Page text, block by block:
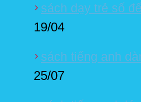
sách dạy trẻ số
19/04
sách tiếng anh
25/07